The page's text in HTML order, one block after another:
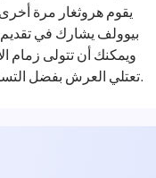
يقوم هروثغار مرة
بيوولف يشارك في تقديم
ويمكنك أن تتولى زمام
تعتلي العرش بفضل التسلسل الشرعي، وتحكم كحاكم لفترة طويلة.